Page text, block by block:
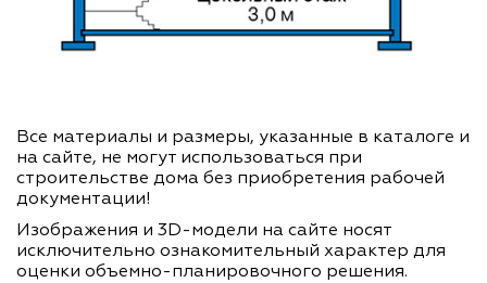
Все материалы и размеры, указанные в каталоге и
на сайте, не могут использоваться при
строительстве дома без приобретения рабочей
документации!
Изображения и 3D-модели на сайте носят
исключительно ознакомительный характер для
оценки объемно-планировочного решения.